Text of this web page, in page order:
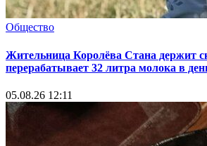
Общество
Жительница Королёва Стана держит
перерабатывает 32 литра молока в
05.08.26 12:11